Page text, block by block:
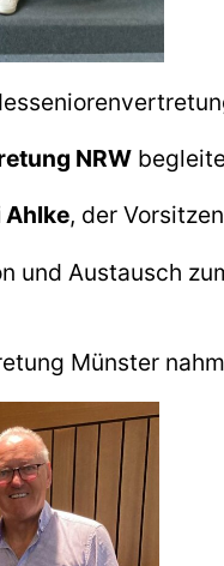
NRW
Ahlke, der
und Austausch
Münster